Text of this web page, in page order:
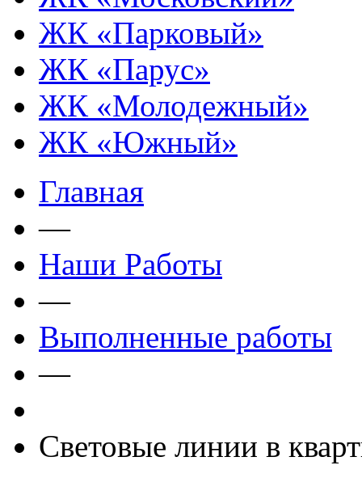
ЖК «Парковый»
ЖК «Парус»
ЖК «Молодежный»
ЖК «Южный»
Главная
—
Наши Работы
—
Выполненные работы
—
Световые линии в